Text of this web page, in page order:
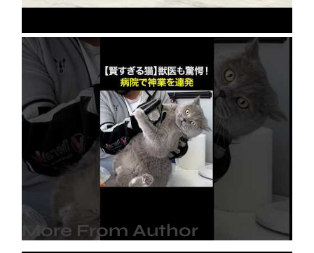
【賢すぎる猫】獣医も驚愕！病院で神業を連発
2026年8月6日
More From Author